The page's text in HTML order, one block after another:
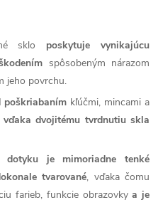
sklo poskytuje vynikajúcu
spôsobeným nárazom
jeho povrchu.
poškriabaním kľúčmi, mincami a
dvojitému tvrdnutiu skla
dotyku je mimoriadne tenké
tvarované, vďaka čomu
farieb, funkcie obrazovkya je